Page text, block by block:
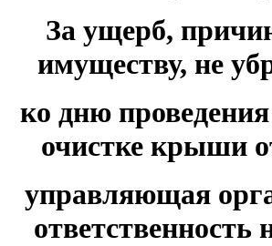
За ущерб,
имуществу, не
ко дню
очистке крыши
управляющая
ответственность